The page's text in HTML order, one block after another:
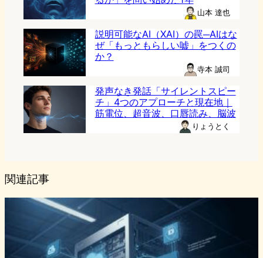
山本 達也
説明可能なAI（XAI）の罠─AIはな
ぜ「もっともらしい嘘」をつくの
か？
寺本 誠司
発声なき発話「サイレントスピー
チ」4つのアプローチと現在地｜
筋電位、超音波、口唇読み、脳波
りょうとく
関連記事